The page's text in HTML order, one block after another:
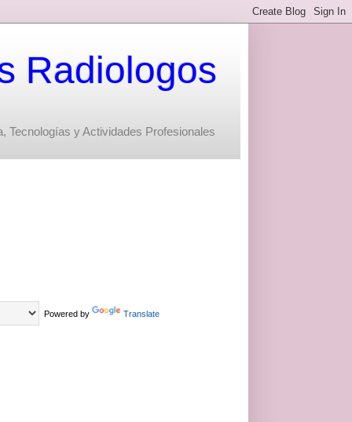
Radiologos
Tecnologías y Actividades Profesionales
Powered by Translate